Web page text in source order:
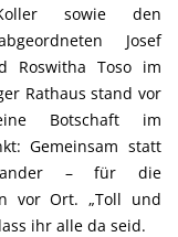
sowie den
Josef
Roswitha Toso im
Rathaus stand vor
Botschaft im
Gemeinsam statt
– für die
vor Ort. „Toll und
ihr alle da seid.